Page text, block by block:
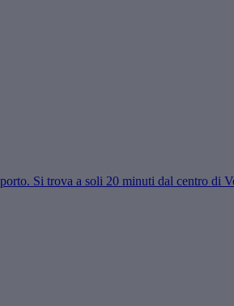
Si trova a soli 20 minuti dal centro di